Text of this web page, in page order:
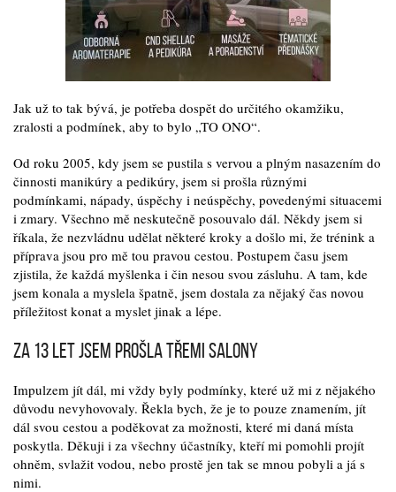
Jak už to tak bývá, je potřeba dospět do určitého okamžiku,
zralosti a podmínek, aby to bylo „TO ONO“.
Od roku 2005, kdy jsem se pustila s vervou a plným nasazením do
činnosti manikúry a pedikúry, jsem si prošla různými
podmínkami, nápady, úspěchy i neúspěchy, povedenými situacemi
i zmary. Všechno mě neskutečně posouvalo dál. Někdy jsem si
říkala, že nezvládnu udělat některé kroky a došlo mi, že trénink a
příprava jsou pro mě tou pravou cestou. Postupem času jsem
zjistila, že každá myšlenka i čin nesou svou zásluhu. A tam, kde
jsem konala a myslela špatně, jsem dostala za nějaký čas novou
příležitost konat a myslet jinak a lépe.
Za 13 let jsem prošla třemi salony
Impulzem jít dál, mi vždy byly podmínky, které už mi z nějakého
důvodu nevyhovovaly. Řekla bych, že je to pouze znamením, jít
dál svou cestou a poděkovat za možnosti, které mi daná místa
poskytla. Děkuji i za všechny účastníky, kteří mi pomohli projít
ohněm, svlažit vodou, nebo prostě jen tak se mnou pobyli a já s
nimi.